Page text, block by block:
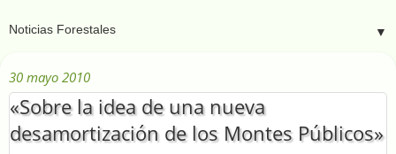
▼
30 mayo 2010
«Sobre la idea de una nueva
desamortización de los Montes Públicos»